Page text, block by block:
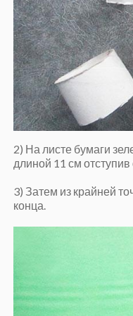
2) На листе бумаги
длиной 11 см отступив
3) Затем из крайней
конца.